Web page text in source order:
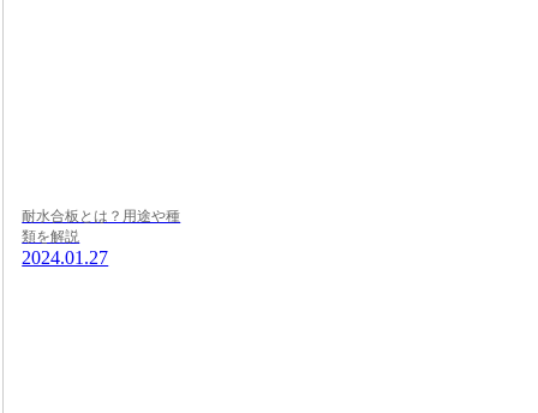
耐水合板とは？用途や種
類を解説
2024.01.27